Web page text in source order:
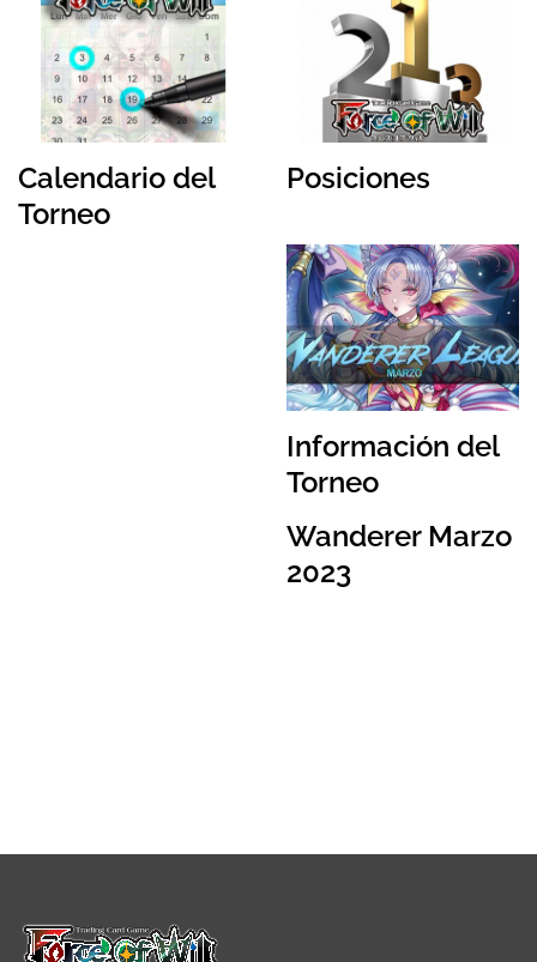
Calendario del
Torneo
Posiciones
Información del
Torneo
Wanderer Marzo
2023